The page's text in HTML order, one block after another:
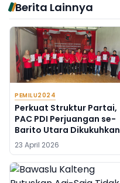
Berita Lainnya
PEMILU2024
Perkuat Struktur Partai,
PAC PDI Perjuangan se-
Barito Utara Dikukuhkan
23 April 2026